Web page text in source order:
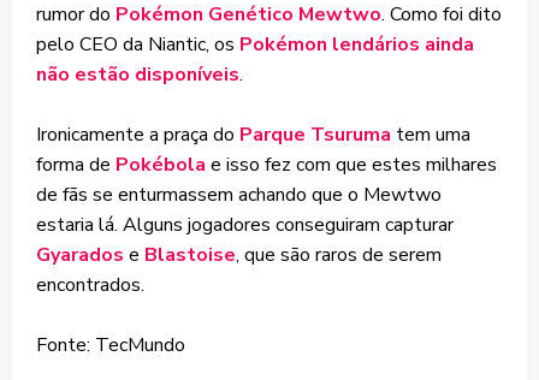
rumor do Pokémon Genético Mewtwo. Como foi dito
pelo CEO da Niantic, os Pokémon lendários ainda
não estão disponíveis.
Ironicamente a praça do Parque Tsuruma tem uma
forma de Pokébola e isso fez com que estes milhares
de fãs se enturmassem achando que o Mewtwo
estaria lá. Alguns jogadores conseguiram capturar
Gyarados e Blastoise, que são raros de serem
encontrados.
Fonte: TecMundo